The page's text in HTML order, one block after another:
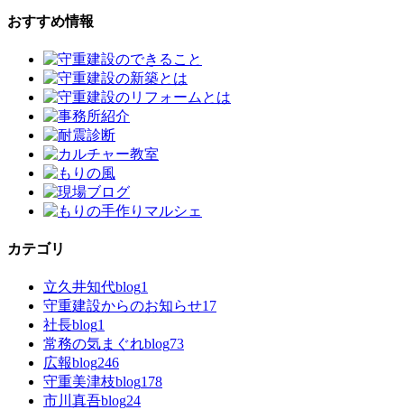
おすすめ情報
カテゴリ
立久井知代blog1
守重建設からのお知らせ17
社長blog1
常務の気まぐれblog73
広報blog246
守重美津枝blog178
市川真吾blog24